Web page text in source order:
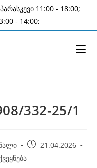
11:00 - 18:00;
- 14:00;
332-25/1
Post 21.04.2026